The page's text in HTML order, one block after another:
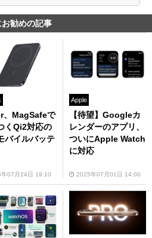
お勧めの記事
、MagSafeで
くQi2対応の
バイルバッテ
07月24日 19:10
Apple
【待望】Googleカ
レンダーのアプリ、
ついにApple Watch
に対応
2025年07月01日 14:00